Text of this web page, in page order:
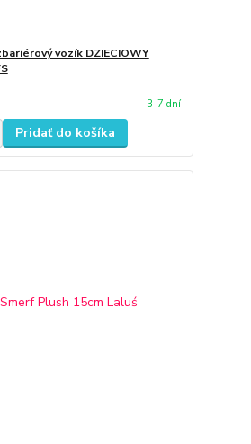
vozík DZIECIOWY
3-7 dní
Pridať do košíka